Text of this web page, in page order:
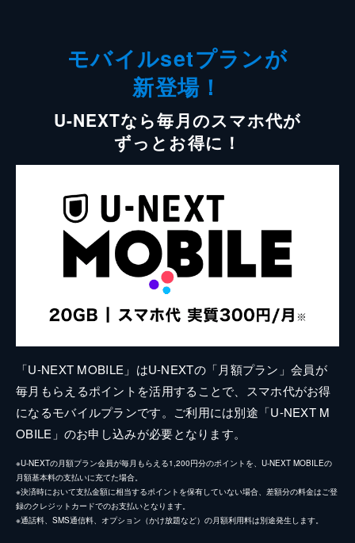
モバイルsetプランが
新登場！
U-NEXTなら毎月のスマホ代が
ずっとお得に！
「U-NEXT MOBILE」はU-NEXTの「月額プラン」会員が
毎月もらえるポイントを活用することで、スマホ代がお得
になるモバイルプランです。ご利用には別途「U-NEXT M
OBILE」のお申し込みが必要となります。
※U-NEXTの月額プラン会員が毎月もらえる1,200円分のポイントを、U-NEXT MOBILEの
月額基本料の支払いに充てた場合。
※決済時において支払金額に相当するポイントを保有していない場合、差額分の料金はご登
録のクレジットカードでのお支払いとなります。
※通話料、SMS通信料、オプション（かけ放題など）の月額利用料は別途発生します。